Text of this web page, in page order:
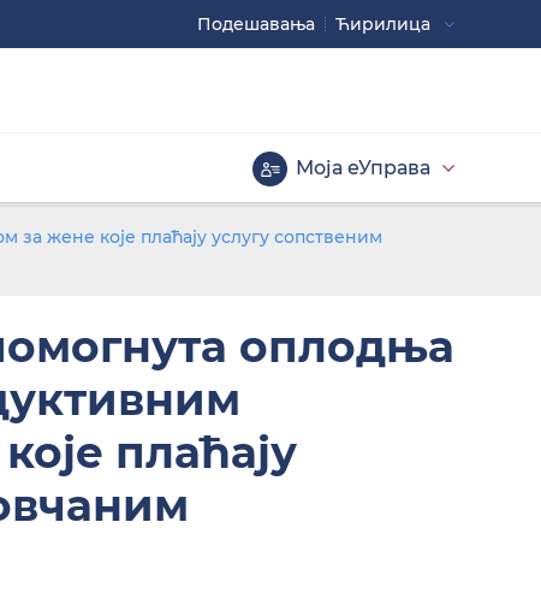
Моја еУправа
Ћирилица
Подешавaња
Велика слова
Инверзна тема
жене које плаћају услугу сопственим
оплодња
плаћају